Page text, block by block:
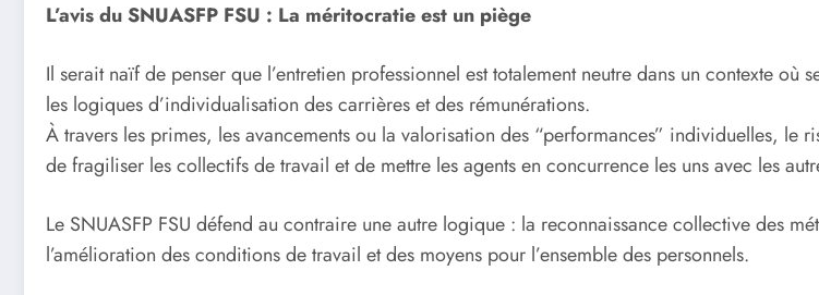
L’avis du SNUASFP FSU : La méritocratie est un piège
Il serait naïf de penser que l’entretien professionnel est totalement neutre dans un contexte où
les logiques d’individualisation des carrières et des rémunérations.
À travers les primes, les avancements ou la valorisation des “performances” individuelles, le
de fragiliser les collectifs de travail et de mettre les agents en concurrence les uns avec les
Le SNUASFP FSU défend au contraire une autre logique : la reconnaissance collective des
l’amélioration des conditions de travail et des moyens pour l’ensemble des personnels.